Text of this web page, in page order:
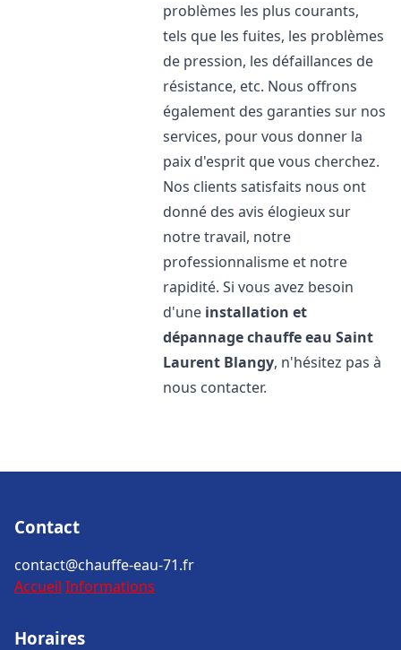
problèmes les plus courants,
tels que les fuites, les problèmes
de pression, les défaillances de
résistance, etc. Nous offrons
également des garanties sur nos
services, pour vous donner la
paix d'esprit que vous cherchez.
Nos clients satisfaits nous ont
donné des avis élogieux sur
notre travail, notre
professionnalisme et notre
rapidité. Si vous avez besoin
d'une installation et
dépannage chauffe eau Saint
Laurent Blangy, n'hésitez pas à
nous contacter.
Contact
contact@chauffe-eau-71.fr
Accueil Informations
Horaires